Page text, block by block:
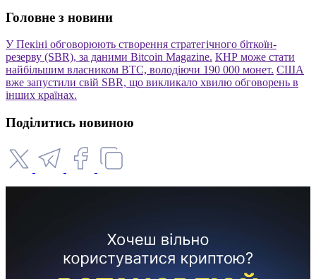
Головне з новини
У Пекіні обговорюють створення стратегічного біткоїн-
резерву (SBR), за даними Bitcoin Magazine. КНР може стати
найбільшим власником BTC, володіючи 190 000 монет. США
вже запустили свій SBR, що викликало хвилю обговорень в
інших країнах.
Поділитись новиною